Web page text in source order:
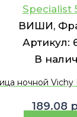
Specialist
ВИШИ,
Артикул:
В
ночной
189.08